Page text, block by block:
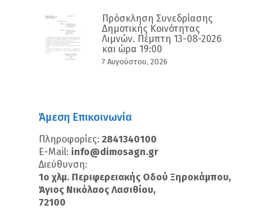
Πρόσκληση Συνεδρίασης
Δημοτικής Κοινότητας
Λιμνών. Πέμπτη 13-08-2026
και ώρα 19:00
7 Αυγούστου, 2026
Άμεση Επικοινωνία
Πληροφορίες: 2841340100
E-Mail: info@dimosagn.gr
Διεύθυνση:
1ο χλμ. Περιφερειακής Οδού Ξηροκάμπου,
Άγιος Νικόλαος Λασιθίου,
72100